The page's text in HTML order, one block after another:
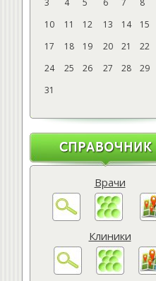
3
4 5 6 7 8
10
11 12 13 14 15
17
18 19 20 21 22
24
25 26 27 28 29
31
Врачи
Клиники